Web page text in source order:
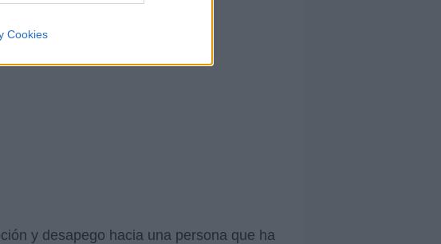
Cookies
y desapego hacia una persona que ha